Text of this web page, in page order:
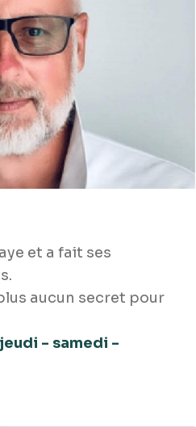
et a fait ses
aucun secret pour
- samedi -